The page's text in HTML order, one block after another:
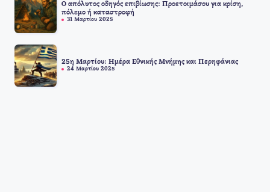
Ο απόλυτος οδηγός επιβίωσης: Προετοιμάσου για κρίση,
πόλεμο ή καταστροφή
31 Μαρτίου 2025
25η Μαρτίου: Ημέρα Εθνικής Μνήμης και Περηφάνιας
24 Μαρτίου 2025